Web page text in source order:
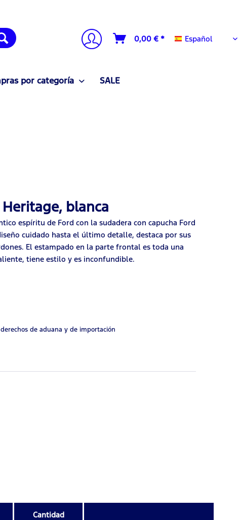
0,00 € * Español
Español
por categoría SALE
blanca
espíritu de Ford con la sudadera con capucha Ford
cuidado hasta el último detalle, destaca por sus
El estampado en la parte frontal es toda una
tiene estilo y es inconfundible.
de aduana y de importación
Cantidad